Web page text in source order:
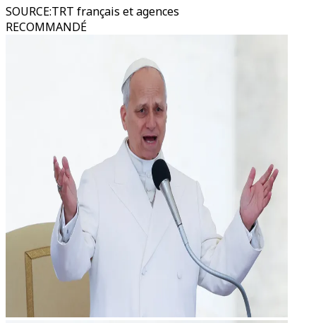
SOURCE:TRT français et agences
RECOMMANDÉ